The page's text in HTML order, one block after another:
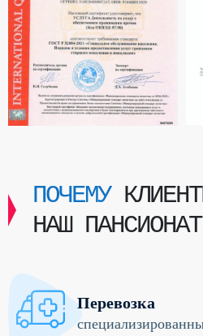
ПОЧЕМУ
НАШ ПАНСИОНАТ
Перевозка